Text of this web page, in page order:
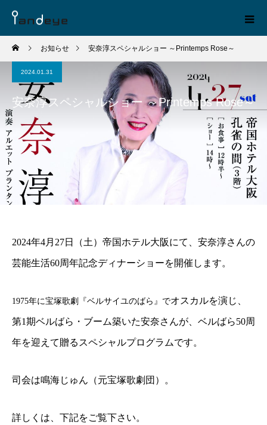
お知らせ 安奈淳スペシャルショー ～Printemps Rose～
2024.01.31
安奈淳スペシャルショー ～Printemps Rose～
2024年4月27日（土）帝国ホテル大阪にて、安奈淳さんの
芸能生活60周年記念ディナーショーを開催します。
1975年に宝塚歌劇『ベルサイユのばら』でオスカルを演じ、
第1期ベルばら・ブーム築いた安奈さんが、ベルばら50周
年を迎えて贈るスペシャルプログラムです。
司会は鳴海じゅん（元宝塚歌劇団）。
詳しくは、下記をご覧下さい。